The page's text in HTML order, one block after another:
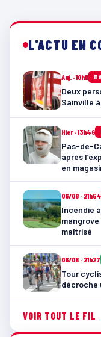
L'ACTU EN
Auj. · 10h11
Deux
Sainville
Hier · 13h46
Pas-de-
après
en
06/08 · 21h54
Incendie
maîtrisé
06/08 · 21h27
Tour
décroche
VOIR TOUT LE FIL